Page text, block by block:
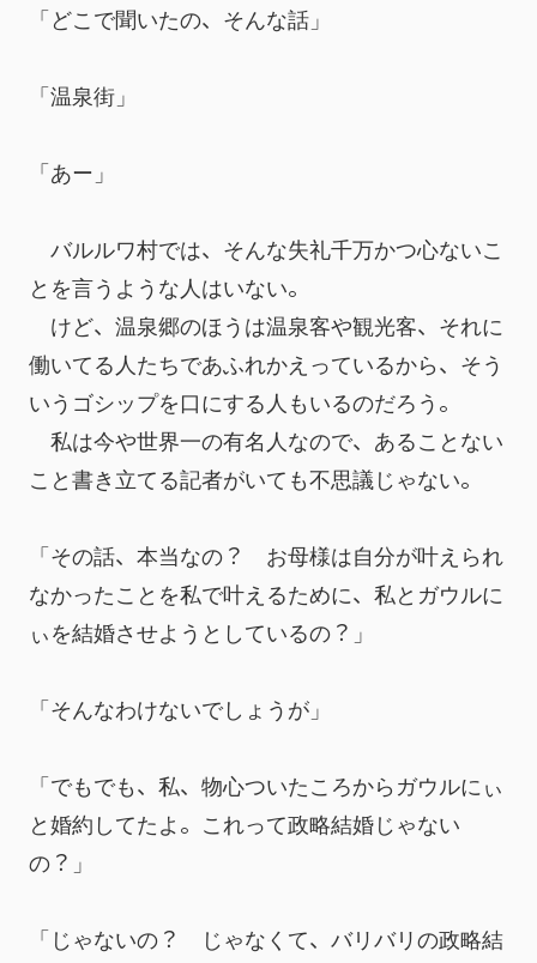
「どこで聞いたの、そんな話」
「温泉街」
「あー」
バルルワ村では、そんな失礼千万かつ心ないこ
とを言うような人はいない。
けど、温泉郷のほうは温泉客や観光客、それに
働いてる人たちであふれかえっているから、そう
いうゴシップを口にする人もいるのだろう。
私は今や世界一の有名人なので、あることない
こと書き立てる記者がいても不思議じゃない。
「その話、本当なの？　お母様は自分が叶えられ
なかったことを私で叶えるために、私とガウルに
ぃを結婚させようとしているの？」
「そんなわけないでしょうが」
「でもでも、私、物心ついたころからガウルにぃ
と婚約してたよ。これって政略結婚じゃない
の？」
「じゃないの？　じゃなくて、バリバリの政略結